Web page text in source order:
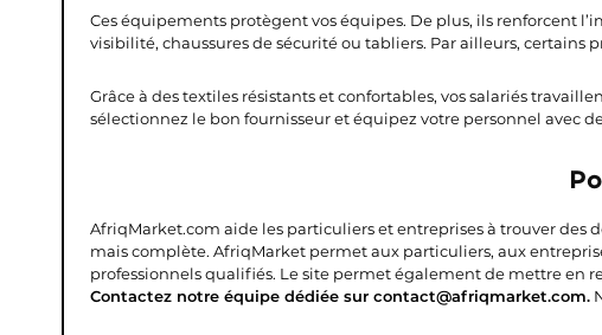
Ces équipements protègent vos équipes. De plus, ils renforcent
visibilité, chaussures de sécurité ou tabliers. Par ailleurs, certains
Grâce à des textiles résistants et confortables, vos salariés
sélectionnez le bon fournisseur et équipez votre personnel avec
AfriqMarket.com aide les particuliers et entreprises à trouver
mais complète. AfriqMarket permet aux particuliers, aux
professionnels qualifiés. Le site permet également de mettre en
Contactez notre équipe dédiée sur contact@afriqmarket.com.